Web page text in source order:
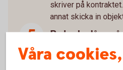
skriver på
annat skicka in
Boka
Som ny
ställning till. Boka
Våra